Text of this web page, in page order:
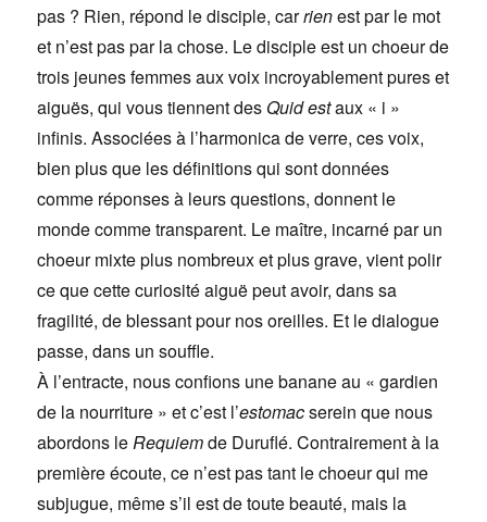
pas ? Rien, répond le disciple, carrienest par le mot
et n’est pas par la chose. Le disciple est un choeur de
trois jeunes femmes aux voix incroyablement pures et
aiguës, qui vous tiennent des Quid estaux « i »
infinis. Associées à l’harmonica de verre, ces voix,
bien plus que les définitions qui sont données
comme réponses à leurs questions, donnent le
monde comme transparent. Le maître, incarné par un
choeur mixte plus nombreux et plus grave, vient polir
ce que cette curiosité aiguë peut avoir, dans sa
fragilité, de blessant pour nos oreilles. Et le dialogue
passe, dans un souffle.
À l’entracte, nous confions une banane au « gardien
de la nourriture » et c’est l’estomacserein que nous
abordons leRequiemde Duruflé. Contrairement à la
première écoute, ce n’est pas tant le choeur qui me
subjugue, même s’il est de toute beauté, mais la